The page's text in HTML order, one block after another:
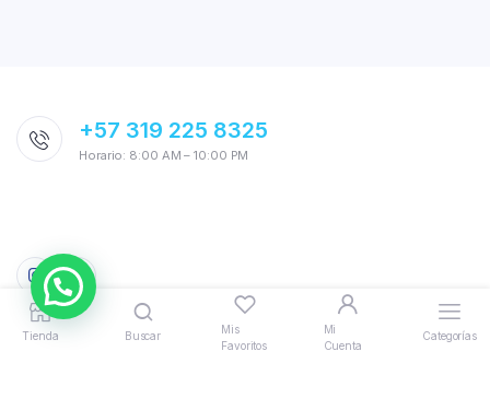
Tienda Buscar
Mis
Favoritos
Mi
Cuenta
Categorías
+57 319 225 8325
Horario: 8:00 AM – 10:00 PM